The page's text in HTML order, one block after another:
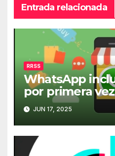
Entrada relacionada
RRSS
WhatsApp
por primera
JUN 17, 2025